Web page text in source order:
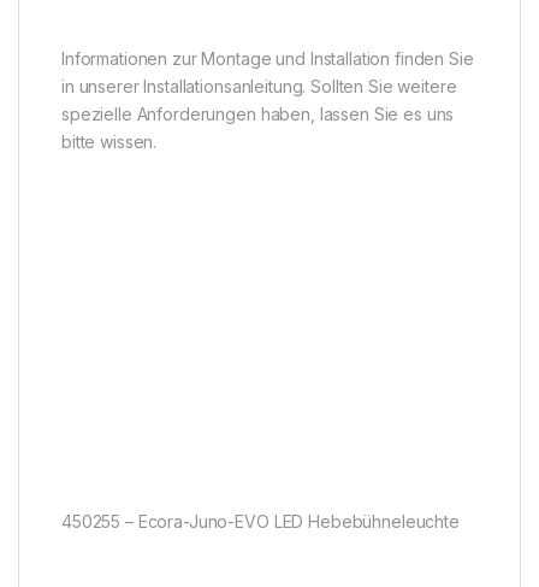
Informationen zur Montage und Installation finden Sie
in unserer Installationsanleitung. Sollten Sie weitere
spezielle Anforderungen haben, lassen Sie es uns
bitte wissen.
450255 – Ecora-Juno-EVO LED Hebebühneleuchte